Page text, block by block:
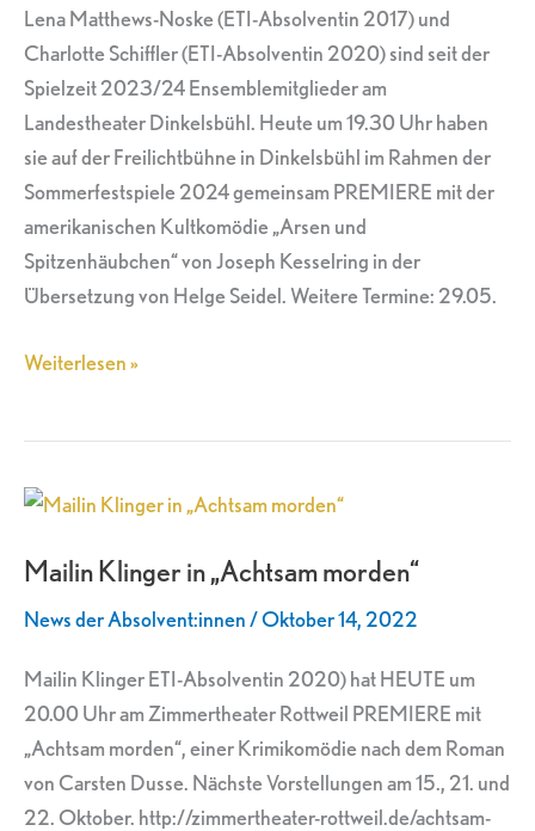
Lena Matthews-Noske (ETI-Absolventin 2017) und
Charlotte Schiffler (ETI-Absolventin 2020) sind seit der
Spielzeit 2023/24 Ensemblemitglieder am
Landestheater Dinkelsbühl. Heute um 19.30 Uhr haben
sie auf der Freilichtbühne in Dinkelsbühl im Rahmen der
Sommerfestspiele 2024 gemeinsam PREMIERE mit der
amerikanischen Kultkomödie „Arsen und
Spitzenhäubchen“ von Joseph Kesselring in der
Übersetzung von Helge Seidel. Weitere Termine: 29.05.
Premiere
am
Landestheater
Dinkelsbühl
Weiterlesen »
Mailin Klinger in „Achtsam morden“
News der Absolvent:innen/Oktober 14, 2022
Mailin Klinger ETI-Absolventin 2020) hat HEUTE um
20.00 Uhr am Zimmertheater Rottweil PREMIERE mit
„Achtsam morden“, einer Krimikomödie nach dem Roman
von Carsten Dusse. Nächste Vorstellungen am 15., 21. und
22. Oktober. http://zimmertheater-rottweil.de/achtsam-
Mailin
in